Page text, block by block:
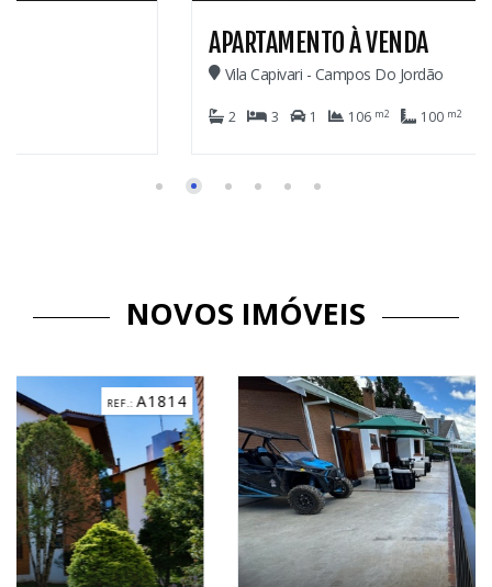
APARTAMENTO À VENDA
Vila Capivari - Campos Do Jordão
m2 100m2
NOVOS IMÓVEIS
C3184